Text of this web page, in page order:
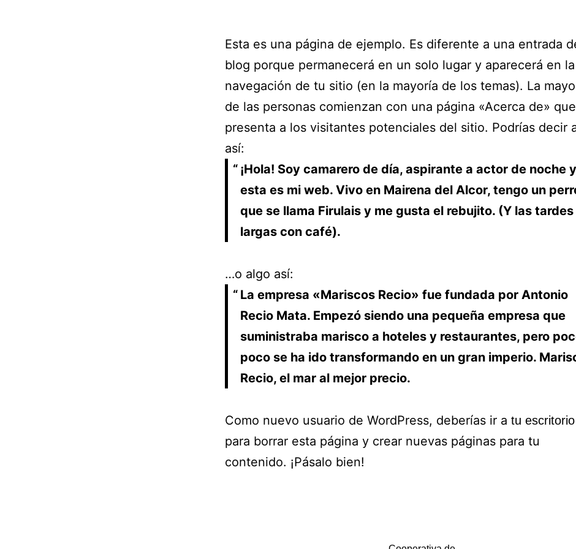
Esta es una página de ejemplo. Es diferente a una entrada
blog porque permanecerá en un solo lugar y aparecerá en la
navegación de tu sitio (en la mayoría de los temas). La
de las personas comienzan con una página «Acerca de»
presenta a los visitantes potenciales del sitio. Podrías decir
así:
¡Hola! Soy camarero de día, aspirante a actor de noche y
esta es mi web. Vivo en Mairena del Alcor, tengo un
que se llama Firulais y me gusta el rebujito. (Y las tardes
largas con café).
…o algo así:
La empresa «Mariscos Recio» fue fundada por Antonio
Recio Mata. Empezó siendo una pequeña empresa que
suministraba marisco a hoteles y restaurantes, pero
poco se ha ido transformando en un gran imperio.
Recio, el mar al mejor precio.
Como nuevo usuario de WordPress, deberías ir a tu escritorio
para borrar esta página y crear nuevas páginas para tu
contenido. ¡Pásalo bien!